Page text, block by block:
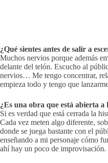
¿Qué sientes antes de salir a
Muchos nervios porque además
delante del telón. Escucho al
nervios… Me tengo concentrar,
empieza todo y tengo que
¿Es una obra que está abierta a
Si es verdad que está cerrada la
Cada vez meten algo diferente,
donde se juega bastante con el
enseñando a mi personaje cómo
ahí hay un poco de improvisación.